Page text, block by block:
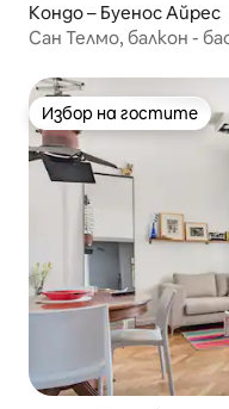
Кондо – Буенос Айрес
Сан Телмо, балкон -
Избор на гостите
Избор на гостите